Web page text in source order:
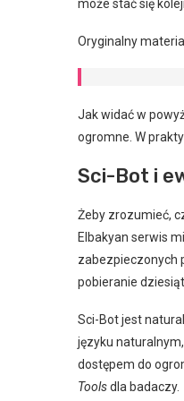
może stać się
Oryginalny
Jak widać w
ogromne. W
Sci-Bot i
Żeby zrozumieć,
Elbakyan serwis
zabezpieczonych
pobieranie
Sci-Bot jest
języku
dostępem do
Toolsdla badaczy.